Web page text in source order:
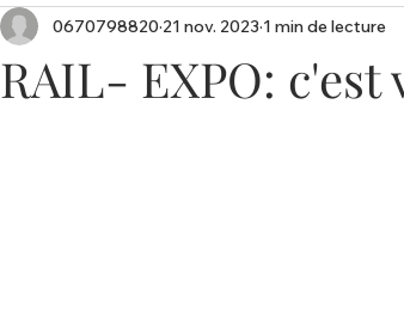
RAIL- EXPO: c'est
0670798820 21 nov. 2023 1 min de lecture